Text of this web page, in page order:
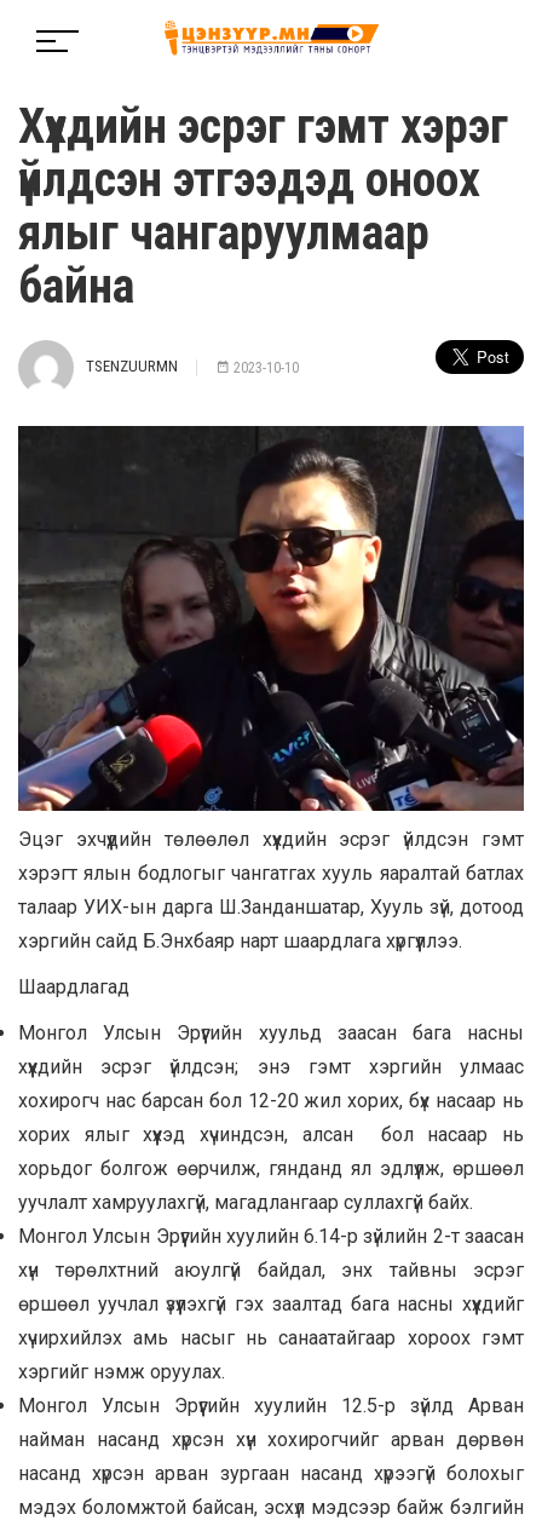
Хүүхдийн эсрэг гэмт хэрэг
үйлдсэн этгээдэд оноох
ялыг чангаруулмаар
байна
TSENZUURMN 2023-10-10
Эцэг эхчүүдийн төлөөлөл хүүхдийн эсрэг үйлдсэн гэмт
хэрэгт ялын бодлогыг чангатгах хууль яаралтай батлах
талаар УИХ-ын дарга Ш.Занданшатар, Хууль зүй, дотоод
хэргийн сайд Б.Энхбаяр нарт шаардлага хүргүүллээ.
Шаардлагад
Монгол Улсын Эрүүгийн хуульд заасан бага насны
хүүхдийн эсрэг үйлдсэн; энэ гэмт хэргийн улмаас
хохирогч нас барсан бол 12-20 жил хорих, бүх насаар нь
хорих ялыг хүүхэд хүчиндсэн, алсан бол насаар нь
хорьдог болгож өөрчилж, гянданд ял эдлүүлж, өршөөл
уучлалт хамруулахгүй, магадлангаар суллахгүй байх.
Монгол Улсын Эрүүгийн хуулийн 6.14-р зүйлийн 2-т заасан
хүн төрөлхтний аюулгүй байдал, энх тайвны эсрэг
өршөөл уучлал үзүүлэхгүй гэх заалтад бага насны хүүхдийг
хүчирхийлэх амь насыг нь санаатайгаар хороох гэмт
хэргийг нэмж оруулах.
Монгол Улсын Эрүүгийн хуулийн 12.5-р зүйлд Арван
найман насанд хүрсэн хүн хохирогчийг арван дөрвөн
насанд хүрсэн арван зургаан насанд хүрээгүй болохыг
мэдэх боломжтой байсан, эсхүл мэдсээр байж бэлгийн